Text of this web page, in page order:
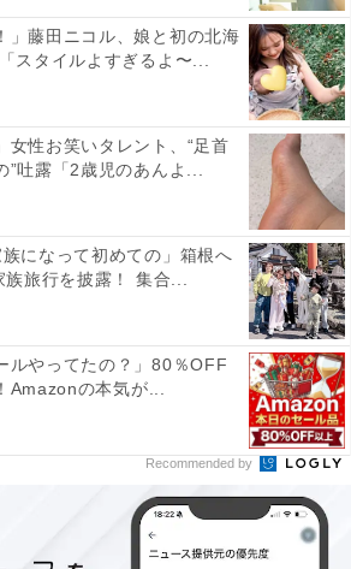
」藤田ニコル、娘と初の北海
スタイルよすぎるよ〜...
女性お笑いタレント、“足首
”吐露「2歳児のあんよ...
になって初めての」箱根へ
族旅行を披露！ 集合...
ルやってたの？」80％OFF
Amazonの本気が...
Recommended by